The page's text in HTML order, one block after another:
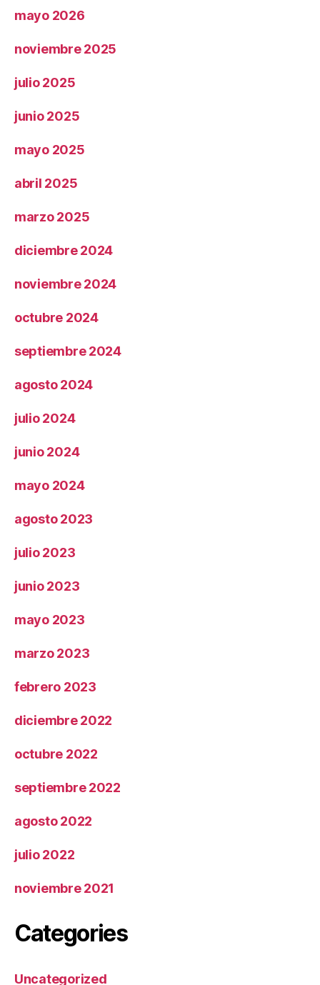
mayo 2026
noviembre 2025
julio 2025
junio 2025
mayo 2025
abril 2025
marzo 2025
diciembre 2024
noviembre 2024
octubre 2024
septiembre 2024
agosto 2024
julio 2024
junio 2024
mayo 2024
agosto 2023
julio 2023
junio 2023
mayo 2023
marzo 2023
febrero 2023
diciembre 2022
octubre 2022
septiembre 2022
agosto 2022
julio 2022
noviembre 2021
Categories
Uncategorized